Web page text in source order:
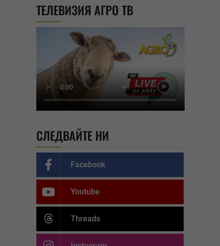
ТЕЛЕВИЗИЯ АГРО ТВ
СЛЕДВАЙТЕ НИ
Facebook
Youtube
Threads